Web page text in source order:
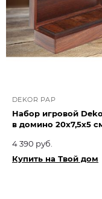
DEKOR PAP
Набор игровой
в домино 20x7,5x5
4 390 руб.
Купить на Твой дом